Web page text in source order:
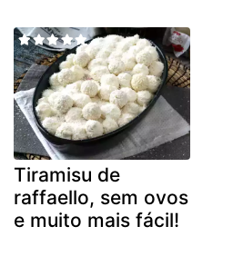
Tiramisu de
raffaello, sem ovos
e muito mais fácil!